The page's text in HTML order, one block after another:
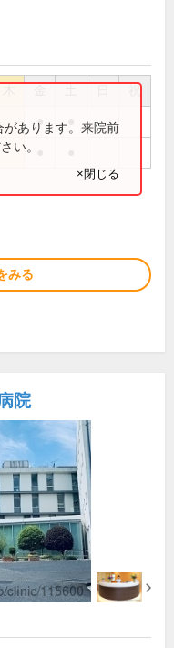
祝
●
あります。来院前
い。
×閉じる
みる
院